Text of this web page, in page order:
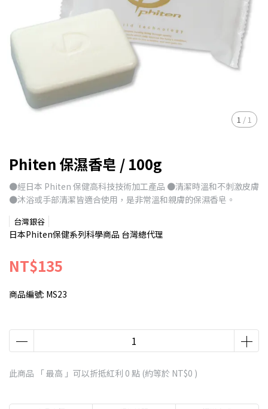
1 / 1
Phiten 保濕香皂 / 100g
●經日本 Phiten 保健高科技技術加工產品 ●清潔時溫和不刺激皮膚
●沐浴或手部清潔皆適合使用，是非常溫和親膚的保濕香皂。
台灣銀谷
日本Phiten保健系列科學商品 台灣總代理
NT$135
商品編號: MS23
此商品 「 最高 」可以折抵紅利 0 點 (約等於 NT$0 )